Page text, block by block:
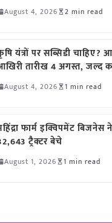
August 4, 2026 2 min read
यंत्रों पर सब्सिडी चाहिए?
तारीख 4 अगस्त, जल्द
August 4, 2026 1 min read
फार्म इक्विपमेंट
ट्रैक्टर बेचे
August 1, 2026 1 min read